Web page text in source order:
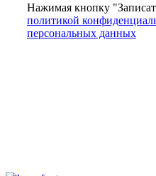
Нажимая кнопку
политикой
персональных данных